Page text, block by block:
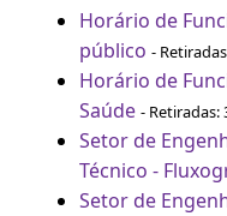
Horário de
público -
Horário de
Saúde - Retiradas:
Setor de
Técnico -
Setor de